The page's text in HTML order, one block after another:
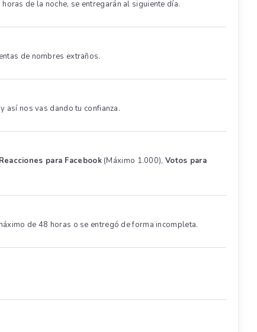
de la noche, se entregarán al siguiente día.
de nombres extraños.
así nos vas dando tu confianza.
Reacciones para Facebook(Máximo 1.000), Votos para
de 48 horas o se entregó de forma incompleta.